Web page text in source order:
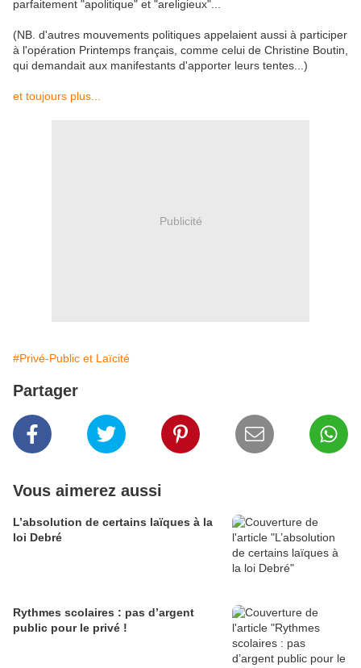
parfaitement "apolitique" et "areligieux"...
(NB. d'autres mouvements politiques appelaient aussi à participer
à l'opération Printemps français, comme celui de Christine Boutin,
qui demandait aux manifestants d'apporter leurs tentes...)
et toujours plus...
Publicité
#Privé-Public et Laïcité
Partager
Vous aimerez aussi
L’absolution de certains laïques à la
loi Debré
Rythmes scolaires : pas d’argent
public pour le privé !